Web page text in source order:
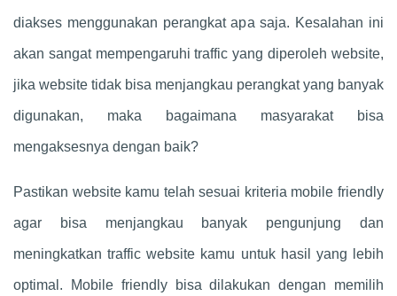
diakses menggunakan perangkat apa saja. Kesalahan ini
akan sangat mempengaruhi traffic yang diperoleh website,
jika website tidak bisa menjangkau perangkat yang banyak
digunakan, maka bagaimana masyarakat bisa
mengaksesnya dengan baik?
Pastikan website kamu telah sesuai kriteria mobile friendly
agar bisa menjangkau banyak pengunjung dan
meningkatkan traffic website kamu untuk hasil yang lebih
optimal. Mobile friendly bisa dilakukan dengan memilih